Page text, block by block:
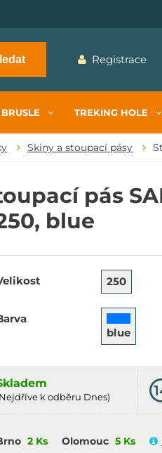
Registrace
TREKING HOLE
Skiny a stoupací pásy
pás
blue
250
blue
k odběru Dnes)
2 Ks Olomouc 5 Ks